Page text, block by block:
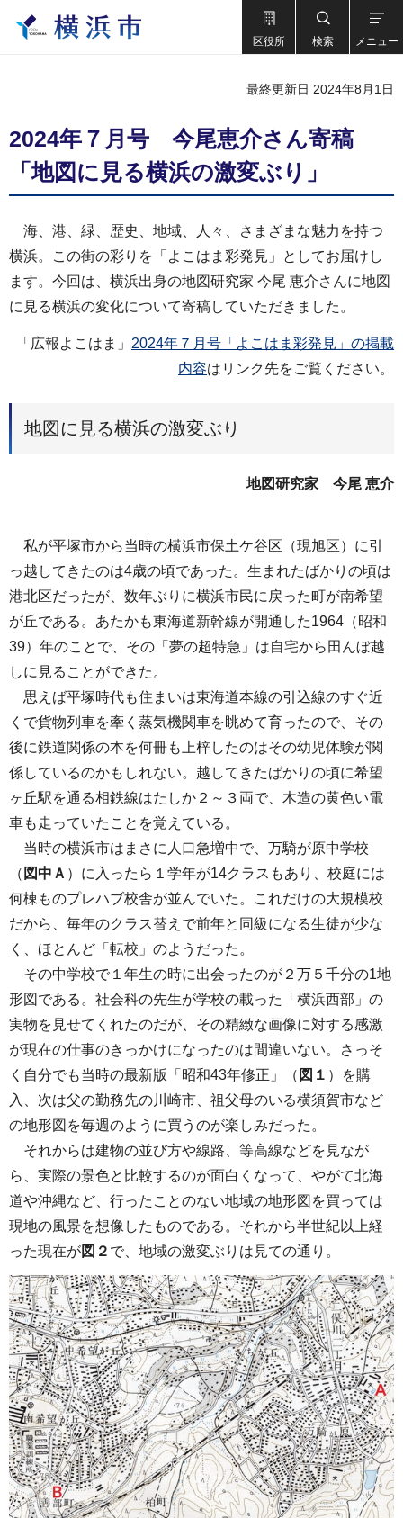
区役所 検索 メニュー
最終更新日 2024年8月1日
2024年７月号 今尾恵介さん寄稿
「地図に見る横浜の激変ぶり」
海、港、緑、歴史、地域、人々、さまざまな魅力を持つ
横浜。この街の彩りを「よこはま彩発見」としてお届けし
ます。今回は、横浜出身の地図研究家 今尾 恵介さんに地図
に見る横浜の変化について寄稿していただきました。
「広報よこはま」 2024年７月号「よこはま彩発見」の掲載
内容はリンク先をご覧ください。
地図に見る横浜の激変ぶり
地図研究家 今尾 恵介
私が平塚市から当時の横浜市保土ケ谷区（現旭区）に引
っ越してきたのは4歳の頃であった。生まれたばかりの頃は
港北区だったが、数年ぶりに横浜市民に戻った町が南希望
が丘である。あたかも東海道新幹線が開通した1964（昭和
39）年のことで、その「夢の超特急」は自宅から田んぼ越
しに見ることができた。
思えば平塚時代も住まいは東海道本線の引込線のすぐ近
くで貨物列車を牽く蒸気機関車を眺めて育ったので、その
後に鉄道関係の本を何冊も上梓したのはその幼児体験が関
係しているのかもしれない。越してきたばかりの頃に希望
ヶ丘駅を通る相鉄線はたしか２～３両で、木造の黄色い電
車も走っていたことを覚えている。
当時の横浜市はまさに人口急増中で、万騎が原中学校
（ 図中Ａ ）に入ったら１学年が14クラスもあり、校庭には
何棟ものプレハブ校舎が並んでいた。これだけの大規模校
だから、毎年のクラス替えで前年と同級になる生徒が少な
く、ほとんど「転校」のようだった。
その中学校で１年生の時に出会ったのが２万５千分の1地
形図である。社会科の先生が学校の載った「横浜西部」の
実物を見せてくれたのだが、その精緻な画像に対する感激
が現在の仕事のきっかけになったのは間違いない。さっそ
く自分でも当時の最新版「昭和43年修正」（ 図１ ）を購
入、次は父の勤務先の川崎市、祖父母のいる横須賀市など
の地形図を毎週のように買うのが楽しみだった。
それからは建物の並び方や線路、等高線などを見なが
ら、実際の景色と比較するのが面白くなって、やがて北海
道や沖縄など、行ったことのない地域の地形図を買っては
現地の風景を想像したものである。それから半世紀以上経
った現在が図２ で、地域の激変ぶりは見ての通り。